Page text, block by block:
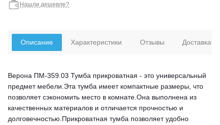
Нашли дешевле?
Описание
Верона ПМ-359.03 Тумба прикроватная - это универсальный
предмет мебели.Эта тумба имеет компактные размеры, что
позволяет сэкономить место в комнате.Она выполнена из
качественных материалов и отличается прочностью и
долговечностью.Прикроватная тумба позволяет удобно
Характеристики Отзывы Доставка